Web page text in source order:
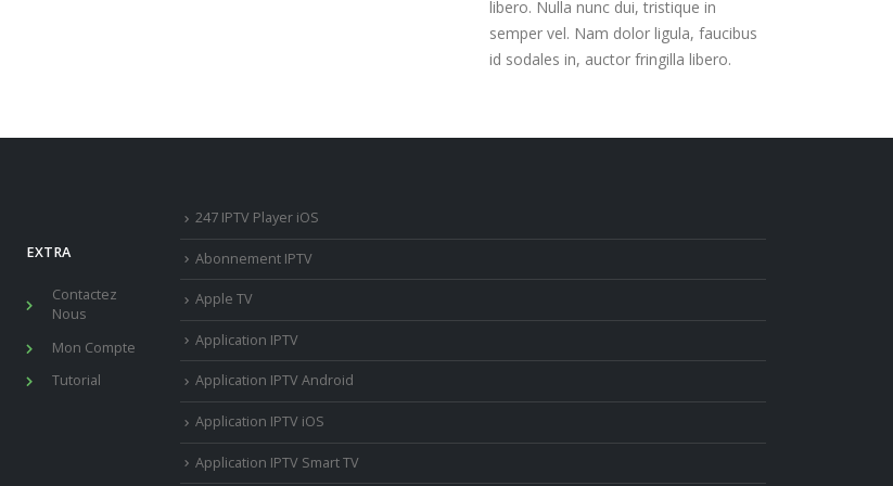
libero. Nulla nunc dui, tristique in
semper vel. Nam dolor ligula, faucibus
id sodales in, auctor fringilla libero.
EXTRA
Contactez
Nous
Mon Compte
Tutorial
247 IPTV Player iOS
Abonnement IPTV
Apple TV
Application IPTV
Application IPTV Android
Application IPTV iOS
Application IPTV Smart TV